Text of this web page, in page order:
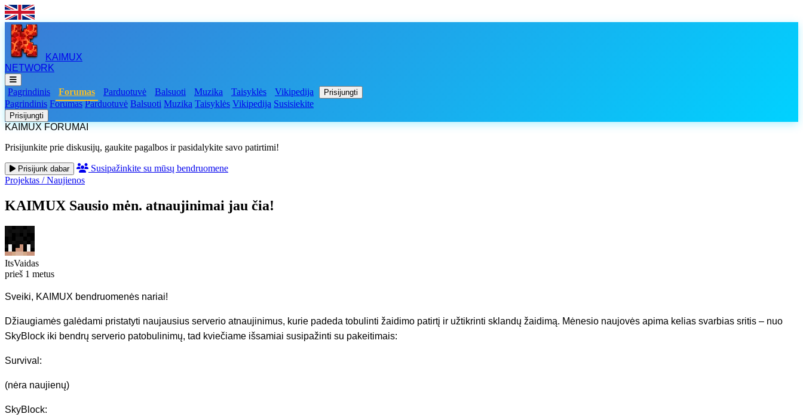
KAIMUX
NETWORK
Pagrindinis Forumas Parduotuvė Balsuoti Muzika Taisyklės Vikipedija Prisijungti
Pagrindinis Forumas Parduotuvė Balsuoti Muzika Taisyklės Vikipedija Susisiekite
Prisijungti
KAIMUX FORUMAI
Prisijunkite prie diskusijų, gaukite pagalbos ir pasidalykite savo patirtimi!
Prisijunk dabar
Susipažinkite su mūsų bendruomene
Projektas / Naujienos
KAIMUX Sausio mėn. atnaujinimai jau čia!
ItsVaidas
prieš 1 metus
Sveiki, KAIMUX bendruomenės nariai!
Džiaugiamės galėdami pristatyti naujausius serverio atnaujinimus, kurie padeda tobulinti žaidimo patirtį ir užtikrinti sklandų žaidimą. Mėnesio naujovės apima kelias svarbias sritis – nuo
SkyBlock iki bendrų serverio patobulinimų, tad kviečiame išsamiai susipažinti su pakeitimais:
Survival:
(nėra naujienų)
SkyBlock: